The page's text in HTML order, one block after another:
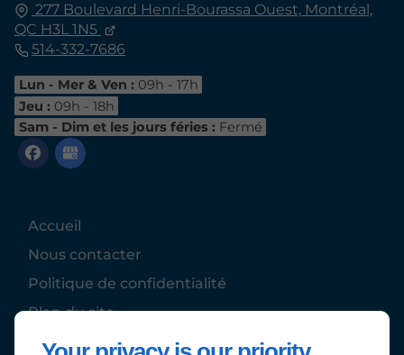
277 Boulevard Henri-Bourassa Ouest, Montréal,
QC H3L 1N5
514-332-7686
Lun - Mer & Ven : 09h - 17h
Jeu : 09h - 18h
Sam - Dim et les jours féries : Fermé
Accueil
Nous contacter
Politique de confidentialité
Plan du site